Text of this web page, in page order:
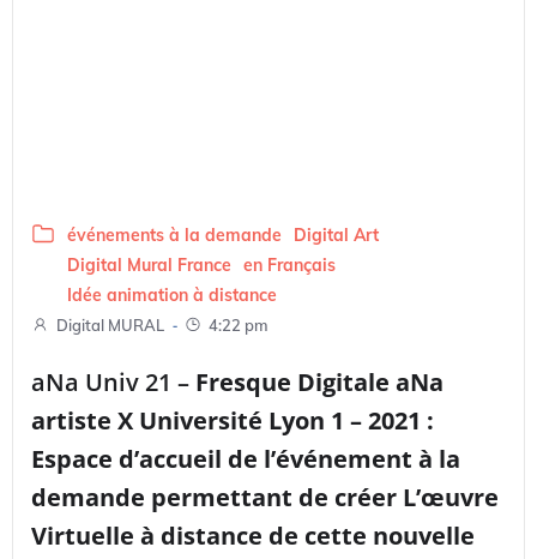
événements à la demande
Digital Art
Digital Mural France
en Français
Idée animation à distance
Digital MURAL - 4:22 pm
aNa Univ 21 – Fresque Digitale aNa
artiste X Université Lyon 1 – 2021 :
Espace d’accueil de l’événement à la
demande permettant de créer L’œuvre
Virtuelle à distance de cette nouvelle